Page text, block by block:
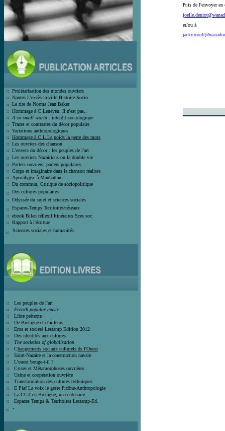
Prolétarisation des mondes ouvriers
Nantes L'excès-la-ville Histoire Socio
Le rire de Norma Jean Baker
Hommage à C Leneveu. Il n'est pas..
A so small world : interdit sociologique
Traces et contrastes du décor populaire
Variations anthropologiques
Hommage à C L Le poids la perte des mots
Les ouvriers des chanson
L'envers du décor : les peuples de l'art
Les ouvriers Nazairiens ou la double vie
Parlers ouvriers, parlers populaires
Corps et imaginaire dans la chanson réaliste
Apocalypse à Manhattan
Du commun, Critique de sociopolitique
Des cultures populaires
Odyssée du sujet et sciences sociales
Espaces-Temps Territoires/réseaux
ebook Bilan réflexif Itinéraires Sces soc.
Rapport à l'écriture
Sciences sociales et humanités
Les peuples de l'art
French popular music
Libre prétexte
De Bretagne et d'ailleurs
Eros et société Lestamp Edition 2012
Des identités aux cultures
The societies of globalisation
Changements sociaux culturels ds l'Ouest
Saint-Nazaire et la construction navale
L'ouest bouge-t-il ?
Crises et Métamorphoses ouvrières
Usine et coopération ouvrière
Transformation des cultures techniques
E Piaf La voix le geste l'icône-Anthropologie
La CGT en Bretagne, un centenaire
Espaces Temps & Territoires Lestamp-Ed
-
Puis de l'envoyer en
et/ou à